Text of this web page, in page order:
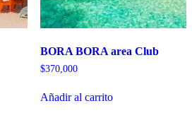
BORA BORA area Club
$370,000
Añadir al carrito